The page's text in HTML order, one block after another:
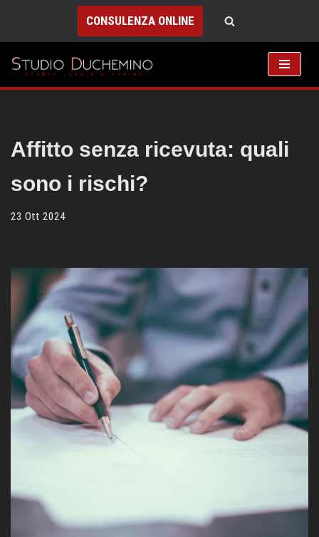
Vai
al
contenuto
CONSULENZA ONLINE
Affitto senza ricevuta: quali
sono i rischi?
23 Ott 2024